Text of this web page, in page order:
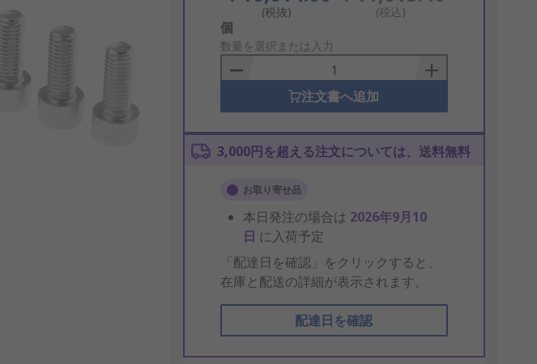
(税抜) (税込)
Add
to
Basket
個
数量を選択または入力
注文書へ追加
3,000円を超える注文については、送料無料
お取り寄せ品
本日発注の場合は 2026年9月10
日 に入荷予定
「配達日を確認」をクリックすると、
在庫と配送の詳細が表示されます。
配達日を確認